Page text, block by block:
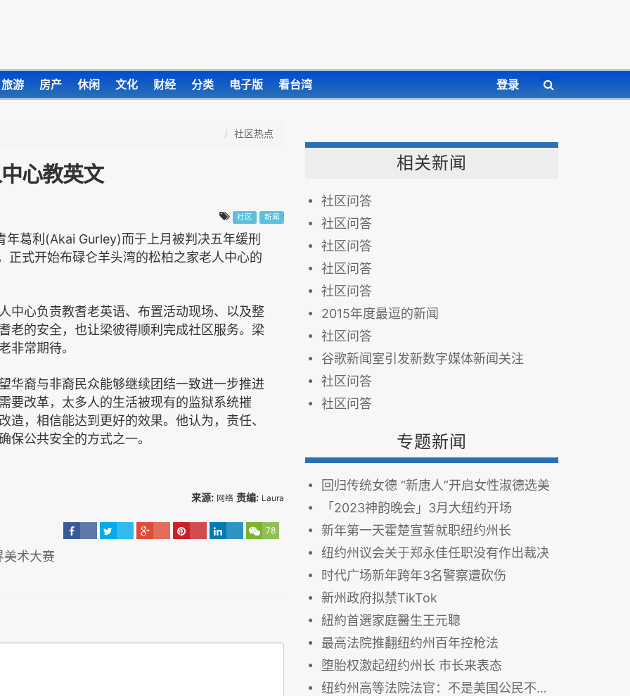
旅游 房产 休闲 文化 财经 分类 电子版 看台湾 登录
社区热点
心教英文
社区 新闻
年葛利 (Akai Gurley)而于上月被判决五年缓刑
正式开始布碌仑羊头湾的松柏之家老人中心的
中心负责教耆老英语、布置活动现场、以及整
老的安全，也让梁彼得顺利完成社区服务。梁
非常期待。
华裔与非裔民众能够继续团结一致进一步推进
要改革，太多人的生活被现有的监狱系统摧
，相信能达到更好的效果。他认为，责任、
保公共安全的方式之一。
来源: 网络 责编: Laura
78
美术大赛
相关新闻
社区问答
社区问答
社区问答
社区问答
社区问答
2015年度最逗的新闻
社区问答
谷歌新闻室引发新数字媒体新闻关注
社区问答
社区问答
专题新闻
回归传统女德 “新唐人”开启女性淑德选美
「2023神韵晚会」3月大纽约开场
新年第一天霍楚宣誓就职纽约州长
纽约州议会关于郑永佳任职没有作出裁决
时代广场新年跨年3名警察遭砍伤
新州政府拟禁TikTok
紐約首選家庭醫生王元聰
最高法院推翻纽约州百年控枪法
堕胎权激起纽约州长 市长来表态
纽约州高等法院法官：不是美国公民不能投票